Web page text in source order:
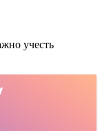
учесть